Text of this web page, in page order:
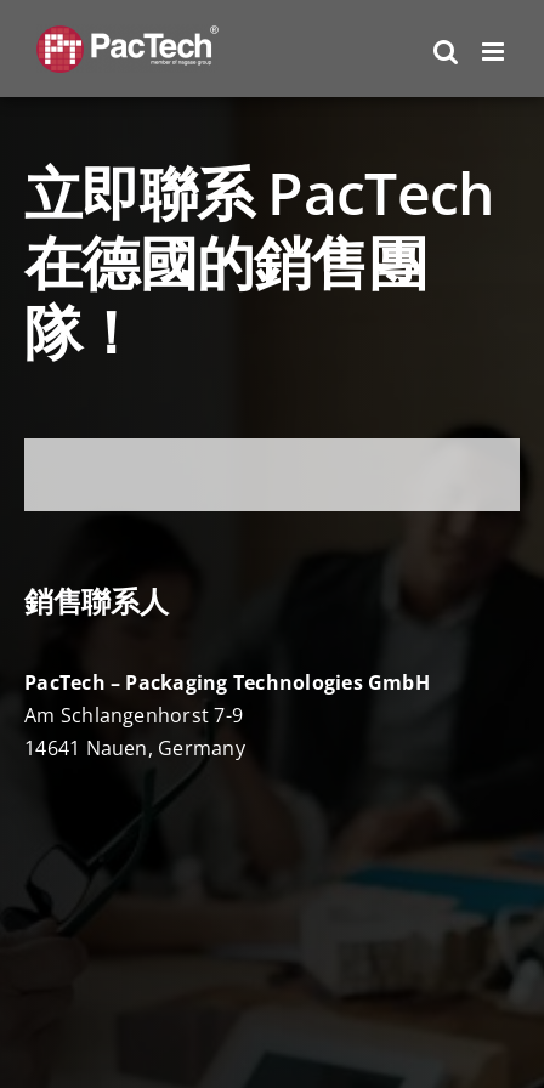
content
立即聯系 PacTech
在德國的銷售團
隊！
銷售聯系人
PacTech – Packaging Technologies GmbH
Am Schlangenhorst 7-9
14641 Nauen, Germany